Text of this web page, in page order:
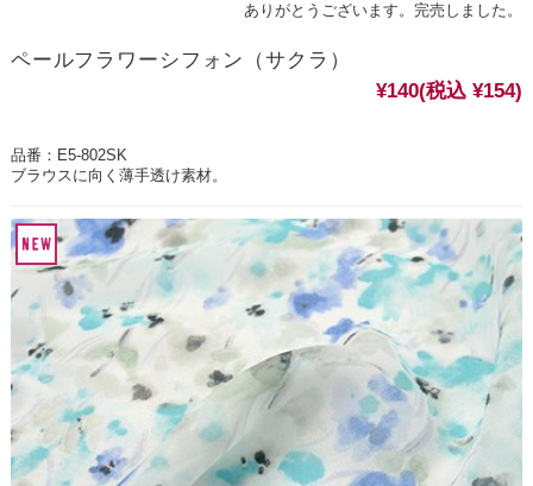
ありがとうございます。完売しました。
ペールフラワーシフォン（サクラ）
¥140(税込 ¥154)
品番：E5-802SK
ブラウスに向く薄手透け素材。